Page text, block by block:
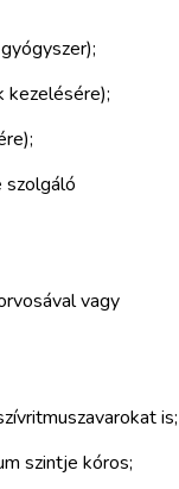
kezelésére);
szolgáló
vagy
is;
szintje kóros;